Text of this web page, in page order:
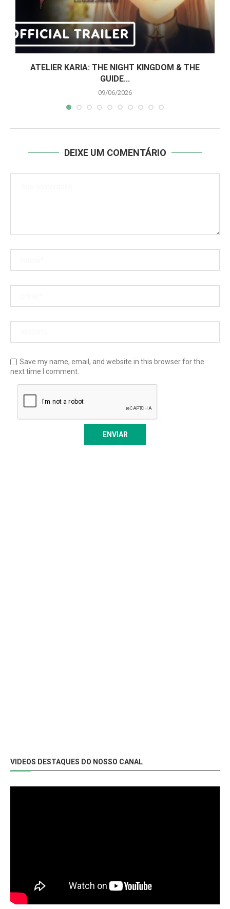
ATELIER KARIA: THE NIGHT KINGDOM & THE
GUIDE...
09/06/2026
DEIXE UM COMENTÁRIO
Save my name, email, and website in this browser for the
next time I comment.
VIDEOS DESTAQUES DO NOSSO CANAL